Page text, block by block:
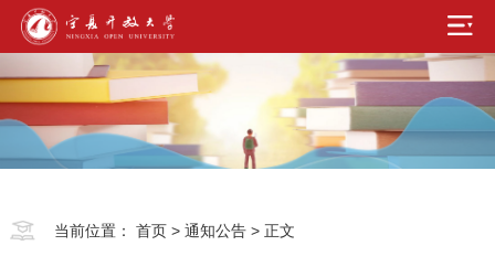
当前位置： 首页> 通知公告> 正文